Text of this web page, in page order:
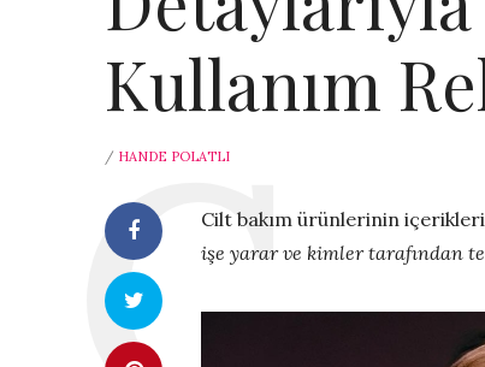
Kullanım
/ HANDE POLATLI
Cilt bakım ürünlerinin
işe yarar ve kimler tarafından